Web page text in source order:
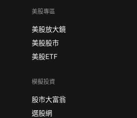
美股專區
美股放大鏡
美股股市
美股ETF
模擬投資
股市大富翁
選股網